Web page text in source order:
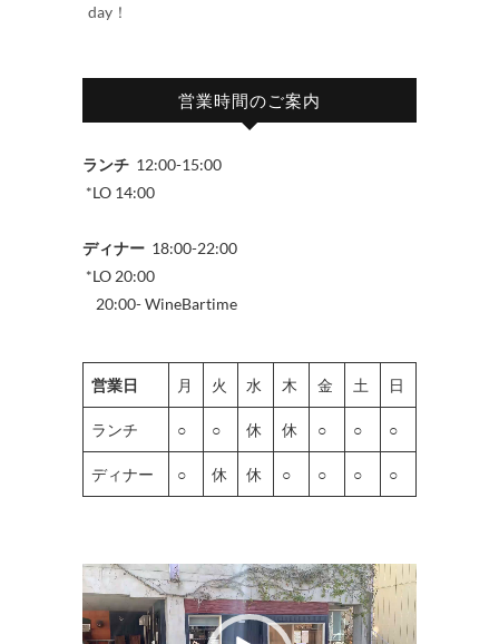
day！
営業時間のご案内
ランチ 12:00-15:00
*LO 14:00
ディナー 18:00-22:00
*LO 20:00
20:00- WineBartime
営業日 月 火 水 木 金 土 日
ランチ ○ ○ 休 休 ○ ○ ○
ディナー ○ 休 休 ○ ○ ○ ○
動
画
プ